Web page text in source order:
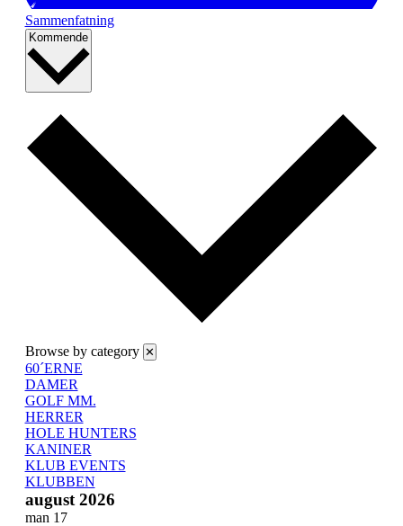
Sammenfatning
Kommende Vælg
Browse by category ✕
60´ERNE
DAMER
GOLF MM.
HERRER
HOLE HUNTERS
KANINER
KLUB EVENTS
KLUBBEN
august 2026
man 17